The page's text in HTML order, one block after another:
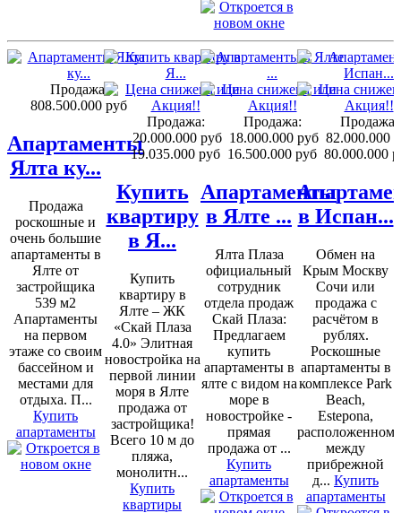
Продажа:
808.500.000 руб
Апартаменты
Ялта ку...
Продажа
роскошные и
очень большие
апартаменты в
Ялте от
застройщика
539 м2
Апартаменты
на первом
этаже со своим
бассейном и
местами для
отдыха. П...
Купить
апартаменты
Продажа:
20.000.000 руб
19.035.000 руб
Купить
квартиру
в Я...
Купить
квартиру в
Ялте – ЖК
«Скай Плаза
4.0» Элитная
новостройка на
первой линии
моря в Ялте
продажа от
застройщика!
Всего 10 м до
пляжа,
монолитн...
Купить
квартиры
Продажа:
18.000.000 руб
16.500.000 руб
Апартаменты
в Ялте ...
Ялта Плаза
официальный
сотрудник
отдела продаж
Скай Плаза:
Предлагаем
купить
апартаменты в
ялте с видом на
море в
новостройке -
прямая
продажа от ...
Купить
апартаменты
Продажа:
82.000.000
80.000.000
в Испан...
Обмен на
Крым Москву
Сочи или
продажа с
расчётом в
рублях.
Роскошные
апартаменты в
комплексе Park
Beach,
Estepona,
расположенном
между
прибрежной
д... Купить
апартаменты